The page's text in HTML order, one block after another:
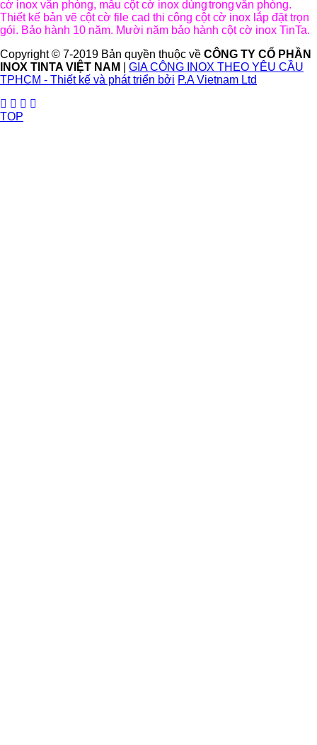
cờ inox văn phòng, mẫu cột cờ inox dùngtrongvăn phòng.
Thiết kế bản vẽ cột cờ file cad thi công cột cờ inox lắp đặt trọn
gói. Bảo hành 10 năm. Mười năm bảo hành cột cờ inox TinTa.
Copyright © 7-2019 Bản quyền thuộc về CÔNG TY CỔ PHẦN
INOX TINTA VIỆT NAM
GIA CÔNG INOX THEO YÊU CẦU
TPHCM - Thiết kế và phát triển bởi P.A Vietnam Ltd
TOP